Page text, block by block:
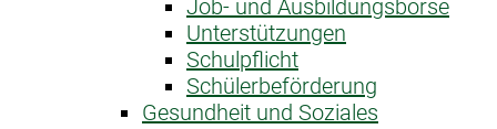
Job- und Ausbildungsbörse
Unterstützungen
Schulpflicht
Schülerbeförderung
Gesundheit und Soziales